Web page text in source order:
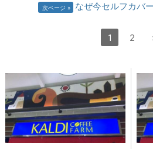
次ページ なぜ今セルフカバ
1 2